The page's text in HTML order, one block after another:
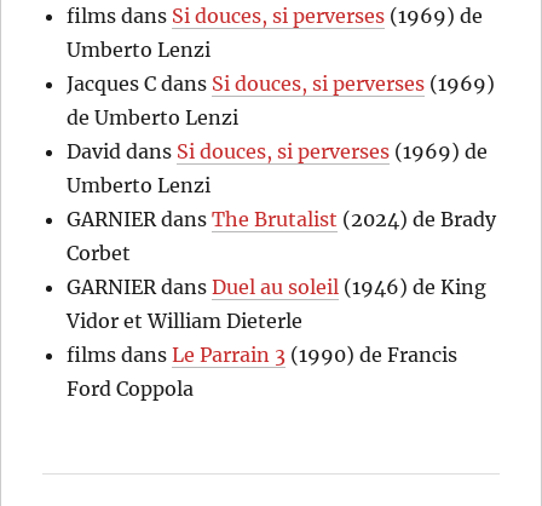
films dans Si douces, si perverses (1969) de
Umberto Lenzi
Jacques C dans Si douces, si perverses (1969)
de Umberto Lenzi
David dans Si douces, si perverses (1969) de
Umberto Lenzi
GARNIER dansThe Brutalist (2024) de Brady
Corbet
GARNIER dansDuel au soleil (1946) de King
Vidor et William Dieterle
films dansLe Parrain 3 (1990) de Francis
Ford Coppola